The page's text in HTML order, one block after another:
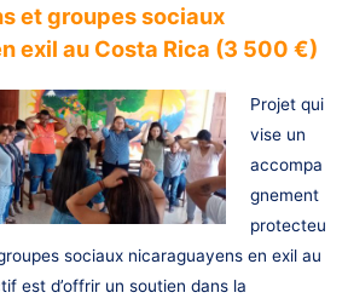
et groupes sociaux
exil au Costa Rica (3 500 €)
Projet qui
vise un
accompa
gnement
protecteu
sociaux nicaraguayens en exil au
est d’offrir un soutien dans la